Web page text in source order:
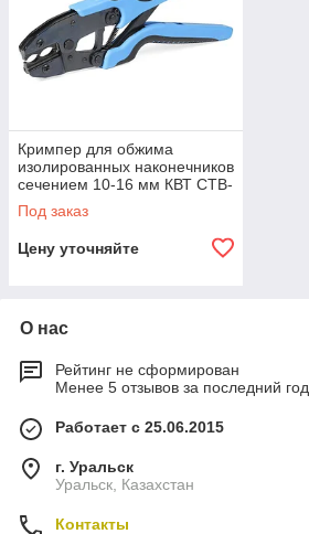
Кримпер для обжима
изолированных наконечников
сечением 10-16 мм КВТ CTB-
07
Под заказ
Цену уточняйте
О нас
Рейтинг не сформирован
Менее 5 отзывов за последний год
Работает с 25.06.2015
г. Уральск
Уральск, Казахстан
Контакты